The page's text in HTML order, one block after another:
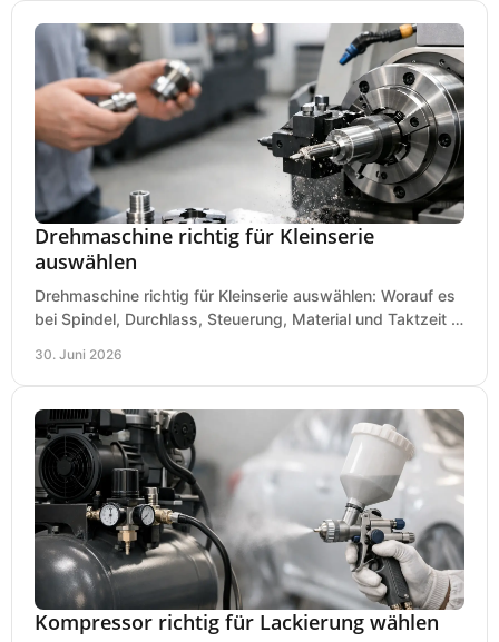
Drehmaschine richtig für Kleinserie
auswählen
Drehmaschine richtig für Kleinserie auswählen: Worauf es
bei Spindel, Durchlass, Steuerung, Material und Taktzeit in
30. Juni 2026
Kompressor richtig für Lackierung wählen